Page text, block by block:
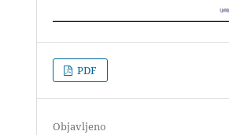
PDF
Objavljeno